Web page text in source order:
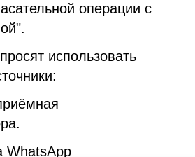
операции с
использовать
WhatsApp